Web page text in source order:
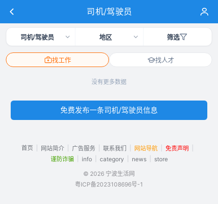
司机/驾驶员
司机/驾驶员 地区 筛选
找工作 找人才
没有更多数据
免费发布一条司机/驾驶员信息
首页 网站简介 广告服务 联系我们 网站导航 免责声明
谨防诈骗
info category news
store
© 2026 宁波生活网
粤ICP备2023108696号-1